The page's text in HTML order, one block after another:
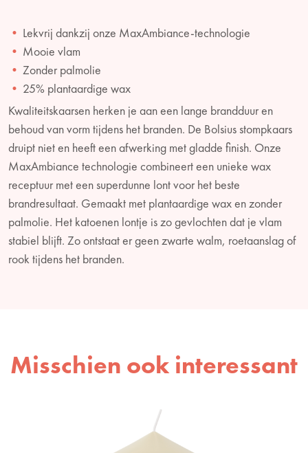
Lekvrij dankzij onze MaxAmbiance-technologie
Mooie vlam
Zonder palmolie
25% plantaardige wax
Kwaliteitskaarsen herken je aan een lange brandduur en
behoud van vorm tijdens het branden. De Bolsius stompkaars
druipt niet en heeft een afwerking met gladde finish. Onze
MaxAmbiance technologie combineert een unieke wax
receptuur met een superdunne lont voor het beste
brandresultaat. Gemaakt met plantaardige wax en zonder
palmolie. Het katoenen lontje is zo gevlochten dat je vlam
stabiel blijft. Zo ontstaat er geen zwarte walm, roetaanslag of
rook tijdens het branden.
Misschien ook interessant